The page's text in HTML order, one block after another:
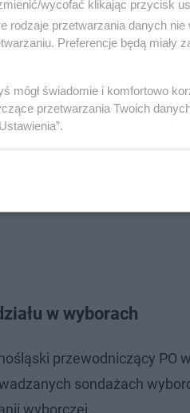
kandydatów
Wrocławia zawalczy
w wyborach
przewodniczący PO
sondażach
wyborczej.
wycofać klikając przycisk
rodzaje przetwarzania danych
Preferencje będą miały
mógł świadomie i komfortowo
przetwarzania Twoich